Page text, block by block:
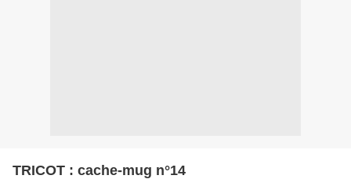
TRICOT : cache-mug n°14